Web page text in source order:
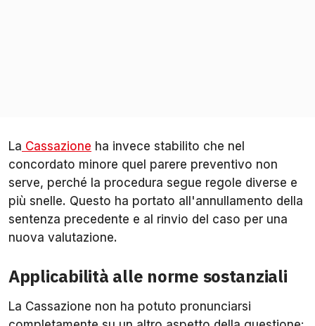
La Cassazione ha invece stabilito che nel
concordato minore quel parere preventivo non
serve, perché la procedura segue regole diverse e
più snelle. Questo ha portato all'annullamento della
sentenza precedente e al rinvio del caso per una
nuova valutazione.
Applicabilità alle norme sostanziali
La Cassazione non ha potuto pronunciarsi